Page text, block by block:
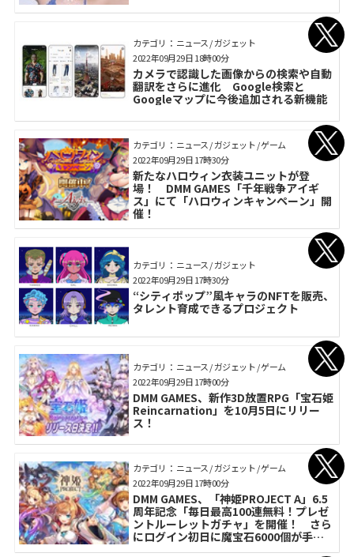
カテゴリ： ニュース / ガジェット
カメラで認識した画像からの検索や自動
翻訳をさらに進化 Google検索と
Googleマップに今後追加される新機能
2022年09月29日 18時00分
カテゴリ： ニュース / ガジェット / ゲーム
新たなハロウィン衣装ユニットが登
場！ DMM GAMES「千年戦争アイギ
ス」にて「ハロウィンキャンペーン」開
催！
2022年09月29日 17時30分
カテゴリ： ニュース / ガジェット
“シティポップ”風キャラのNFTを販売、
タレント育成できるプロジェクト
2022年09月29日 17時30分
カテゴリ： ニュース / ガジェット / ゲーム
DMM GAMES、新作3D放置RPG「宝石姫
Reincarnation」を10月5日にリリー
ス！
2022年09月29日 17時00分
カテゴリ： ニュース / ガジェット / ゲーム
DMM GAMES、「神姫PROJECT A」6.5
周年記念「毎日最高100連無料！プレゼ
ントルーレットガチャ」を開催！ さら
にログイン初日に魔宝石6000個が手に
入るログインボーナスも開催
2022年09月29日 17時00分